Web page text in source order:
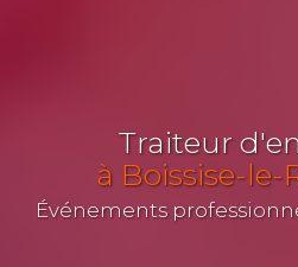
Traiteur
à Boissise-le-
Événements